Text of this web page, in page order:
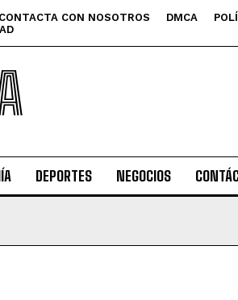
CONTACTA CON NOSOTROS DMCA
DEPORTES NEGOCIOS